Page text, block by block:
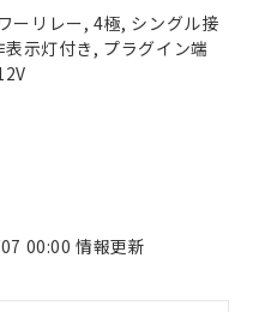
ーリレー, 4極, シングル接
表示灯付き, プラグイン端
00:00 情報更新